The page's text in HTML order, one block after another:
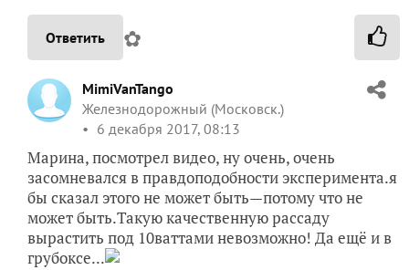
Ответить ✿
MimiVanTango
Железнодорожный (Московск.)
6 декабря 2017, 08:13
Марина, посмотрел видео, ну очень, очень
засомневался в правдоподобности эксперимента.я
бы сказал этого не может быть—потому что не
может быть.Такую качественную рассаду
вырастить под 10ваттами невозможно! Да ещё и в
грубоксе...